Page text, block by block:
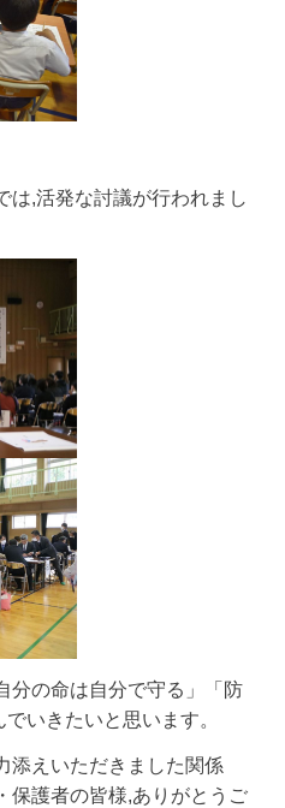
は,活発な討議が行われまし
分の命は自分で守る」「防
いきたいと思います。
添えいただきました関係
保護者の皆様,ありがとうご